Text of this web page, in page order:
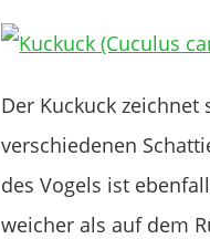
Der Kuckuck
verschiedenen
des Vogels ist
weicher als auf dem